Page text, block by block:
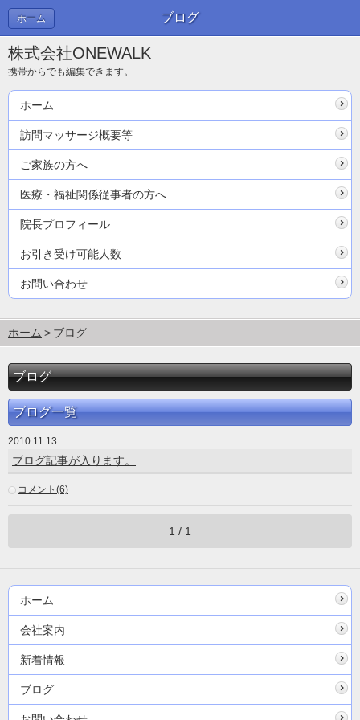
ブログ
ホーム
株式会社ONEWALK
携帯からでも編集できます。
ホーム
訪問マッサージ概要等
ご家族の方へ
医療・福祉関係従事者の方へ
院長プロフィール
お引き受け可能人数
お問い合わせ
ホーム ブログ
ブログ
ブログ一覧
2010.11.13
ブログ記事が入ります。
コメント(6)
1 / 1
ホーム
会社案内
新着情報
ブログ